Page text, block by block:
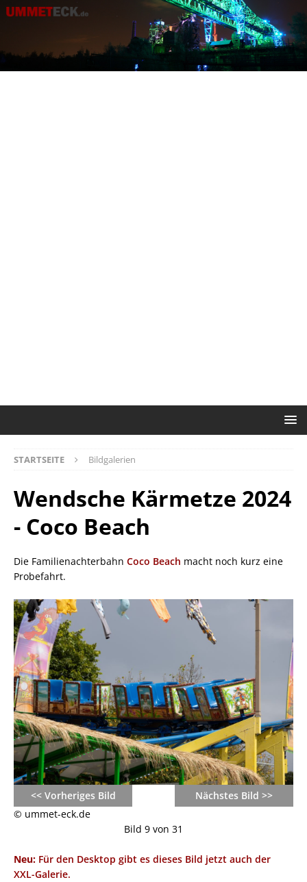
STARTSEITE Bildgalerien
Wendsche Kärmetze 2024
- Coco Beach
Die Familienachterbahn Coco Beach macht noch kurz eine
Probefahrt.
<< Vorheriges Bild
Nächstes Bild >>
© ummet-eck.de
Bild 9 von 31
Neu: Für den Desktop gibt es dieses Bild jetzt auch der
XXL-Galerie.